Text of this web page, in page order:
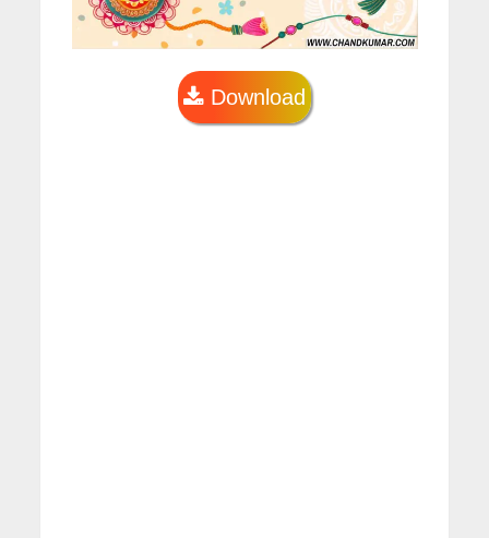
Download